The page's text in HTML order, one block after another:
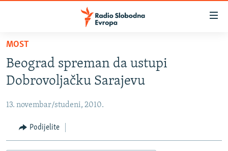
Pređite
glavni
sadržaj
na
navigaciju
Pređite
BOSNA I HERCEGOVINA
KOSOVO
CRNA GORA
MOST
Beograd spreman da ustupi
Dobrovoljačku Sarajevu
13. novembar/studeni, 2010.
Podijelite